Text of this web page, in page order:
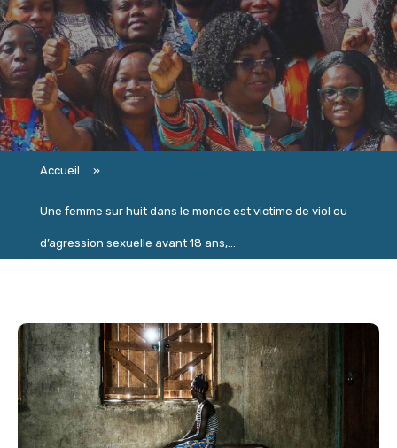
Accueil »
Une femme sur huit dans le monde est victime de viol ou
d’agression sexuelle avant 18 ans,...